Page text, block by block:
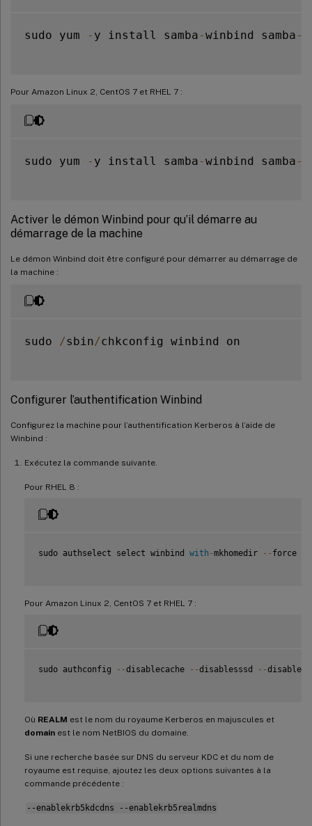
sudo yum - y install samba -winbind samba -
Pour Amazon Linux 2, CentOS 7 et RHEL 7 :
sudo yum - y install samba -winbind samba -
Activer le démon Winbind pour qu’il démarre au
démarrage de la machine
Le démon Winbind doit être configuré pour démarrer au démarrage de
la machine :
sudo /sbin/chkconfig winbind on
Configurer l’authentification Winbind
Configurez la machine pour l’authentification Kerberos à l’aide de
Winbind :
Exécutez la commande suivante.
Pour RHEL 8 :
sudo authselect select winbind with -mkhomedir -- force
Pour Amazon Linux 2, CentOS 7 et RHEL 7 :
sudo authconfig --disablecache --disablesssd --
Où REALM est le nom du royaume Kerberos en majuscules et
domain est le nom NetBIOS du domaine.
Si une recherche basée sur DNS du serveur KDC et du nom de
royaume est requise, ajoutez les deux options suivantes à la
commande précédente :
--enablekrb5kdcdns --enablekrb5realmdns